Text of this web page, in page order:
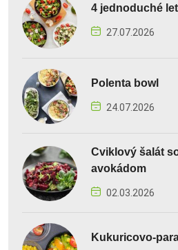
4 jednoduché
27.07.2026
Polenta bowl
24.07.2026
Cviklový šalát
avokádom
02.03.2026
Kukuricovo-